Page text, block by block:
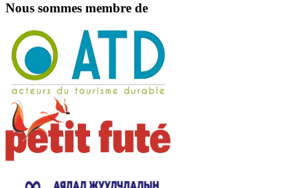
Nous sommes membre de